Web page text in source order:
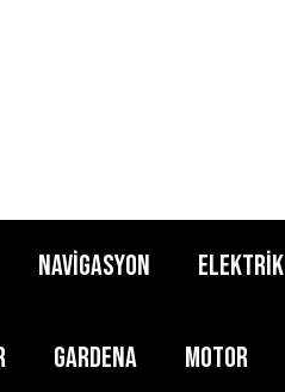
NAVİGASYON ELEKTRİK
GARDENA MOTOR